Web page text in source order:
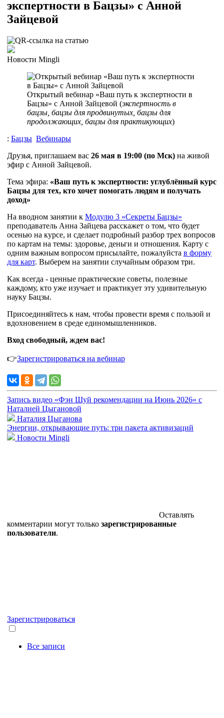
экспертности в Бацзы» с Анной
Зайцевой
Новости Mingli
Открытый вебинар «Ваш путь к экспертности в
Бацзы» с Анной Зайцевой (экспертность в
бацзы, бацзы для продвинутых, бацзы для
продолжающих, бацзы для практикующих)
: Бацзы Вебинары
Друзья, приглашаем вас 26 мая в 19:00 (по Мск) на живой
эфир с Анной Зайцевой.
Тема эфира: «Ваш путь к экспертности: углублённый курс
Бацзы для тех, кто хочет помогать людям и получать
доход»
На вводном занятии к Модулю 3 «Секреты Бацзы»
преподаватель Анна Зайцева расскажет о том, что будет
осенью на курсе, и сделает подробный разбор трех вопросов
по картам на темы: здоровье, деньги и отношения. Карту с
одним важным вопросом присылайте, пожалуйста в форму
для карт. Выберем на занятии случайным образом три.
Как всегда - ценные практические советы, полезные
каждому, кто уже изучает и практикует эту удивительную
науку Бацзы.
Присоединяйтесь к нам, чтобы провести время с пользой и
вдохновением в среде единомышленников.
Вход свободный, ждем вас!
👉Зарегистрироваться на вебинар
Запись видео «Фэн Шуй рекомендации на Июнь 2026» с
Наталией Цыгановой
Наталия Цыганова
Энергии, открывающие путь: три пакета активизаций
Новости Mingli
Оставлять
комментарии могут только зарегистрированные
пользователи.
Зарегистрироваться
Все записи